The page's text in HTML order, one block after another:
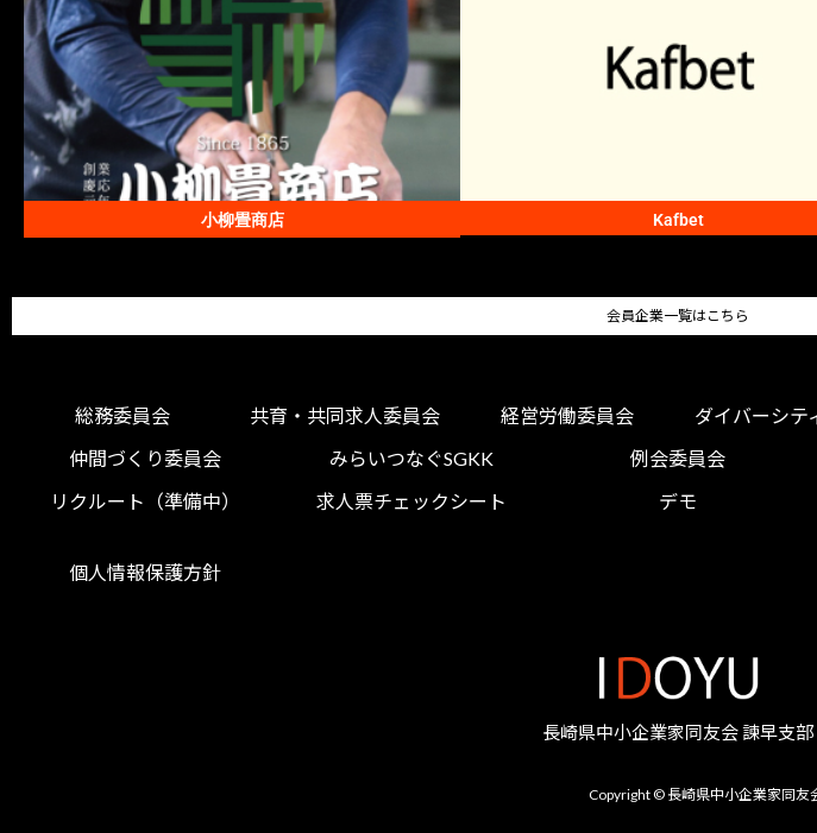
小柳畳商店 Kafbet
会員企業一覧はこちら
総務委員会 共育・共同求人委員会 経営労働委員会 ダイバーシテ
仲間づくり委員会
みらいつなぐSGKK 例会委員会
リクルート（準備中）
求人票チェックシート デモ
個人情報保護方針
長崎県中小企業家同友会 諫早支部
Copyright © 長崎県中小企業家同友